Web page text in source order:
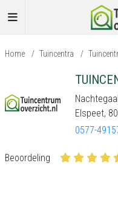
Home / Tuincentra /
Elspeet,
0577-
Beoordeling